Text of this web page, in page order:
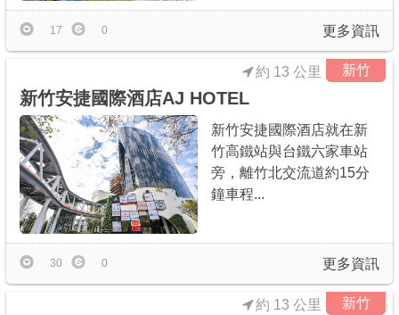
更多資訊
17 0
新竹
新竹安捷國際酒店AJ HOTEL
約 13 公里
新竹安捷國際酒店就在新
竹高鐵站與台鐵六家車站
旁，離竹北交流道約15分
鐘車程...
更多資訊
30 0
新竹
約 13 公里